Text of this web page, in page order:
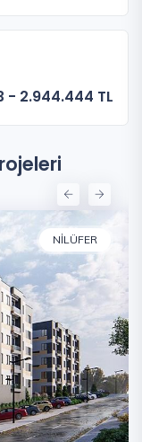
- 2.944.444 TL
NILÜFER